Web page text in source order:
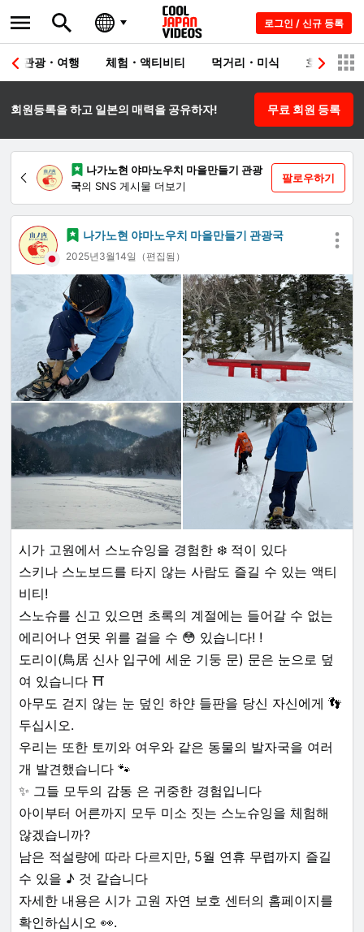
로그인 / 신규 등록
관광・여행 체험・액티비티 먹거리・미식 호텔・료칸
회원등록을 하고 일본의 매력을 공유하자! 무료 회원 등록
나가노현 야마노우치 마을만들기 관광
국의 SNS 게시물 더보기
팔로우하기
나가노현 야마노우치 마을만들기 관광국
2025년3월14일（편집됨）
시가 고원에서 스노슈잉을 경험한 ❄️ 적이 있다
스키나 스노보드를 타지 않는 사람도 즐길 수 있는 액티
비티!
스노슈를 신고 있으면 초록의 계절에는 들어갈 수 없는
에리어나 연못 위를 걸을 수 😳 있습니다! !️
도리이(鳥居 신사 입구에 세운 기둥 문) 문은 눈으로 덮
여 있습니다 ⛩
아무도 걷지 않는 눈 덮인 하얀 들판을 당신 자신에게 👣
두십시오.
우리는 또한 토끼와 여우와 같은 동물의 발자국을 여러
개 발견했습니다 🐾
✨️ 그들 모두의 감동 은 귀중한 경험입니다
아이부터 어른까지 모두 미소 짓는 스노슈잉을 체험해
않겠습니까?
남은 적설량에 따라 다르지만, 5월 연휴 무렵까지 즐길
수 있을 ♪ 것 같습니다
자세한 내용은 시가 고원 자연 보호 센터의 홈페이지를
확인하십시오 👀.